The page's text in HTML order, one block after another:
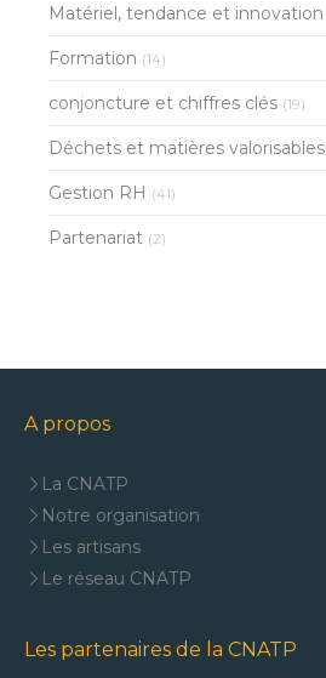
Matériel, tendance et innovation
Formation (14)
conjoncture et chiffres clés (19)
Déchets et matières valorisables
Gestion RH (41)
Partenariat (2)
A propos
La CNATP
Notre organisation
Les artisans
Le réseau CNATP
Les partenaires de la CNATP